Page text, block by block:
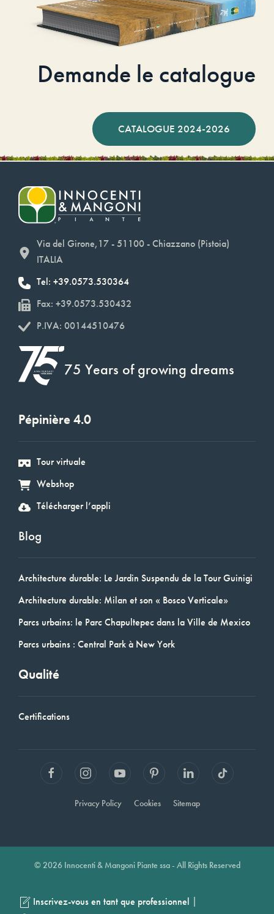
Demande le catalogue
CATALOGUE 2024-2026
Via del Girone,17 - 51100 - Chiazzano (Pistoia)
ITALIA
Tel: +39.0573.530364
Fax: +39.0573.530432
P.IVA: 00144510476
75 Years of growing dreams
Pépinière 4.0
Tour virtuale
Webshop
Télécharger l’appli
Blog
Architecture durable: Le Jardin Suspendu de la Tour Guinigi
Architecture durable: Milan et son « Bosco Verticale»
Parcs urbains: le Parc Chapultepec dans la Ville de Mexico
Parcs urbains : Central Park à New York
Qualité
Certifications
Privacy Policy Cookies Sitemap
© 2026 Innocenti & Mangoni Piante ssa - All Rights Reserved
Inscrivez-vous en tant que professionnel |